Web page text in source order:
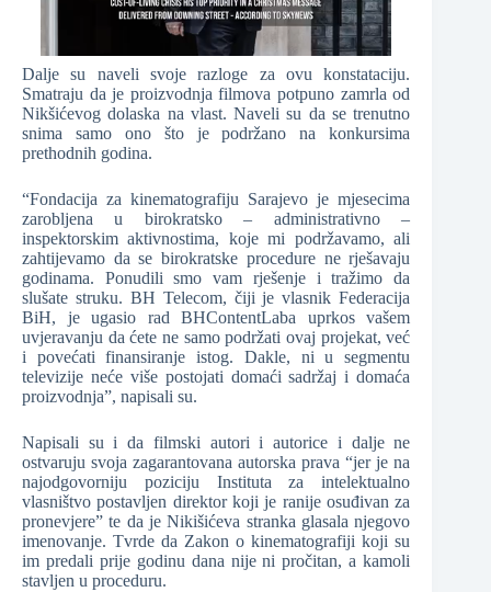
Dalje su naveli svoje razloge za ovu konstataciju.
Smatraju da je proizvodnja filmova potpuno zamrla od
Nikšićevog dolaska na vlast. Naveli su da se trenutno
snima samo ono što je podržano na konkursima
prethodnih godina.
“Fondacija za kinematografiju Sarajevo je mjesecima
zarobljena u birokratsko – administrativno –
inspektorskim aktivnostima, koje mi podržavamo, ali
zahtijevamo da se birokratske procedure ne rješavaju
godinama. Ponudili smo vam rješenje i tražimo da
slušate struku. BH Telecom, čiji je vlasnik Federacija
BiH, je ugasio rad BHContentLaba uprkos vašem
uvjeravanju da ćete ne samo podržati ovaj projekat, već
i povećati finansiranje istog. Dakle, ni u segmentu
televizije neće više postojati domaći sadržaj i domaća
proizvodnja”, napisali su.
Napisali su i da filmski autori i autorice i dalje ne
ostvaruju svoja zagarantovana autorska prava “jer je na
najodgovorniju poziciju Instituta za intelektualno
vlasništvo postavljen direktor koji je ranije osuđivan za
pronevjere” te da je Nikišićeva stranka glasala njegovo
imenovanje. Tvrde da Zakon o kinematografiji koji su
im predali prije godinu dana nije ni pročitan, a kamoli
stavljen u proceduru.